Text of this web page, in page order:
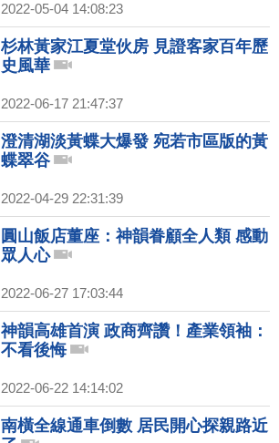
2022-05-04 14:08:23
杉林黃家江夏堂伙房 見證客家百年歷
史風華
2022-06-17 21:47:37
澄清湖淡黃蝶大爆發 宛若市區版的黃
蝶翠谷
2022-04-29 22:31:39
圓山飯店董座：神韻眷顧全人類 感動
眾人心
2022-06-27 17:03:44
神韻高雄首演 政商齊讚！產業領袖：
不看後悔
2022-06-22 14:14:02
南橫全線通車倒數 居民開心探親路近